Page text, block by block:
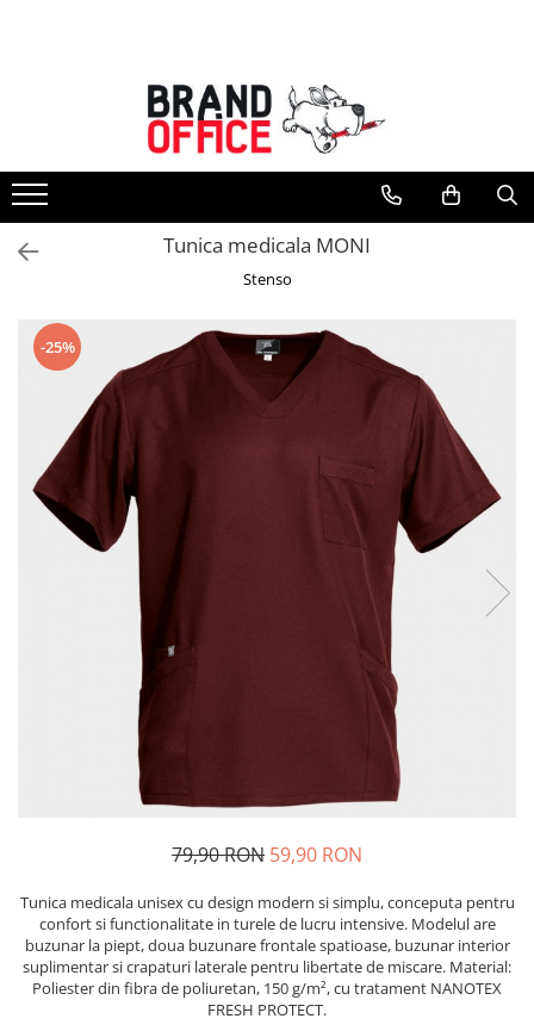
Unitate Protejata - PRODUCTIE
Hartie copiator si produse
tipografice
Produse consumabile din hartie
Detergenti si dezinfectanti
Saci menajeri (Unitate Protejata)
Agende, calendare si organizatoare
Agende personalizabile
Organizatoare business
Birotica si papetarie
Hartie si articole din hartie
Bibliorafturi, caiete mecanice,
Capsatoare, capse si perforatoare
Caiete si blocnotesuri
Dosare, folii protectie si mape
Accesorii diverse pentru birou
Etichetare si ambalare
Arhivare si depozitare
Pixuri metalice
Pixuri cu gel
Stilouri
Seturi de scris Premium
Instrumente de scris eco
Tunica medicala MONI
Stenso
-25%
79,90 RON 59,90 RON
Tunica medicala unisex cu design modern si simplu, conceputa pentru
confort si functionalitate in turele de lucru intensive. Modelul are
buzunar la piept, doua buzunare frontale spatioase, buzunar interior
suplimentar si crapaturi laterale pentru libertate de miscare. Material:
Poliester din fibra de poliuretan, 150 g/m², cu tratament NANOTEX
FRESH PROTECT.